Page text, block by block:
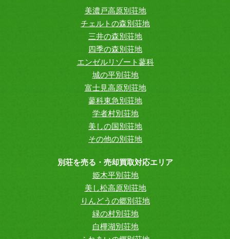
美濃戸高原別荘地
チェルトの森別荘地
三井の森別荘地
四季の森別荘地
エンゼルリゾート蓼科
城の平別荘地
富士見高原別荘地
蓼科東急別荘地
学者村別荘地
美しの国別荘地
その他の別荘地
別荘を売る・売却買取対応エリア
姫木平別荘地
美し松高原別荘地
りんどうの郷別荘地
緑の村別荘地
白樺湖別荘地